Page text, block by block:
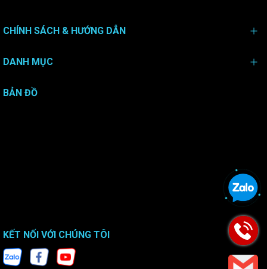
CHÍNH SÁCH & HƯỚNG DẪN
DANH MỤC
BẢN ĐỒ
KẾT NỐI VỚI CHÚNG TÔI